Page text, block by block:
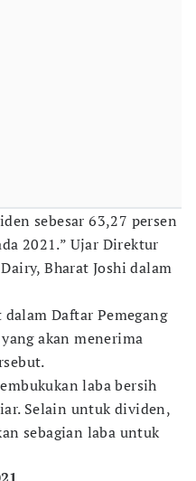
sebesar 63,27 persen
2021.” Ujar Direktur
Bharat Joshi dalam
Daftar Pemegang
akan menerima
laba bersih
Selain untuk dividen,
sebagian laba untuk